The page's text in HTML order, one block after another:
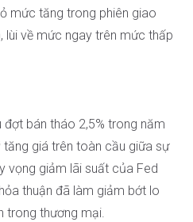
mức tăng trong phiên giao
lùi về mức ngay trên mức thấp
đợt bán tháo 2,5% trong năm
giá trên toàn cầu giữa sự
vọng giảm lãi suất của Fed
thuận đã làm giảm bớt lo
trong thương mại.